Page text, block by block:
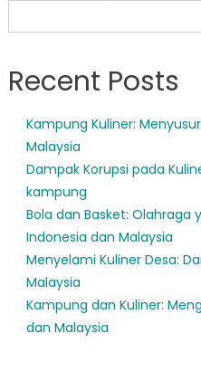
navigation
Recent Posts
Kampung Kuliner:
Malaysia
Dampak Korupsi pada
kampung
Bola dan Basket: Olahraga
Indonesia dan Malaysia
Menyelami Kuliner Desa:
Malaysia
Kampung dan Kuliner:
dan Malaysia